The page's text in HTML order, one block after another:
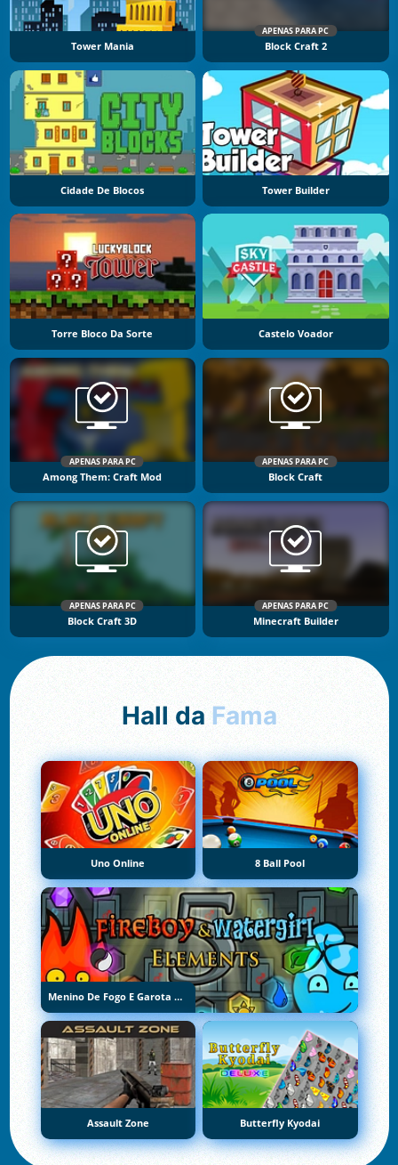
Tower Mania
APENAS PARA PC
Block Craft 2
Cidade De Blocos Tower Builder
Torre Bloco Da Sorte Castelo Voador
APENAS PARA PC
Among Them: Craft Mod
APENAS PARA PC
Block Craft
APENAS PARA PC
Block Craft 3D
APENAS PARA PC
Minecraft Builder
Hall da Fama
Uno Online 8 Ball Pool
Menino De Fogo E Garota De Água 5: Elementos
Assault Zone Butterfly Kyodai